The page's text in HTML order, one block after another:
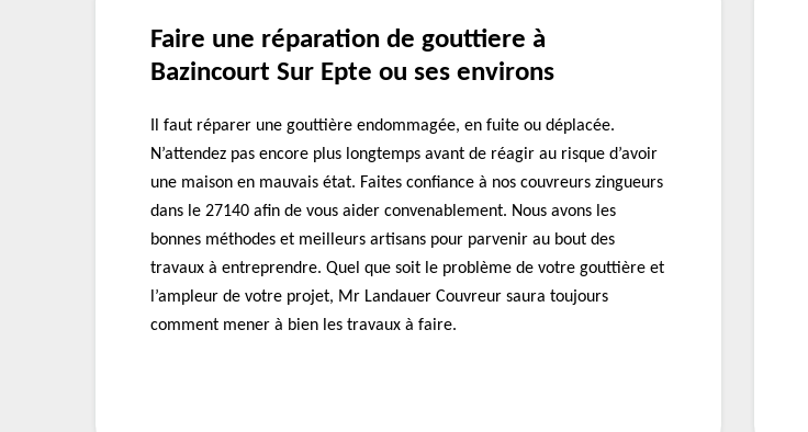
Faire une réparation de gouttiere à
Bazincourt Sur Epte ou ses environs
Il faut réparer une gouttière endommagée, en fuite ou déplacée.
N’attendez pas encore plus longtemps avant de réagir au risque d’avoir
une maison en mauvais état. Faites confiance à nos couvreurs zingueurs
dans le 27140 afin de vous aider convenablement. Nous avons les
bonnes méthodes et meilleurs artisans pour parvenir au bout des
travaux à entreprendre. Quel que soit le problème de votre gouttière et
l’ampleur de votre projet, Mr Landauer Couvreur saura toujours
comment mener à bien les travaux à faire.